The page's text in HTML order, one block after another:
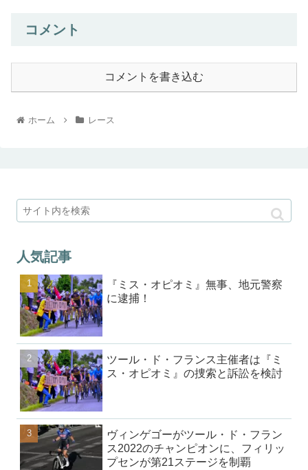
コメント
コメントを書き込む
ホーム レース
人気記事
『ミス・オピオミ』無事、地元警察
に逮捕！
ツール・ド・フランス主催者は『ミ
ス・オピオミ』の捜索と訴訟を検討
ヴィンゲゴーがツール・ド・フラン
ス2022のチャンピオンに、フィリッ
プセンが第21ステージを制覇